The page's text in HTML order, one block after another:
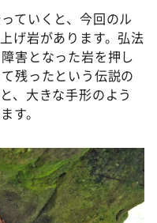
ていくと、今回のル
げ岩があります。弘法
害となった岩を押し
残ったという伝説の
、大きな手形のよう
す。